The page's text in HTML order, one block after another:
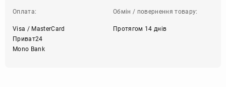
Оплата:
Visa / MasterCard
Приват24
Mono Bank
Обмін / повернення товару:
Протягом 14 днів